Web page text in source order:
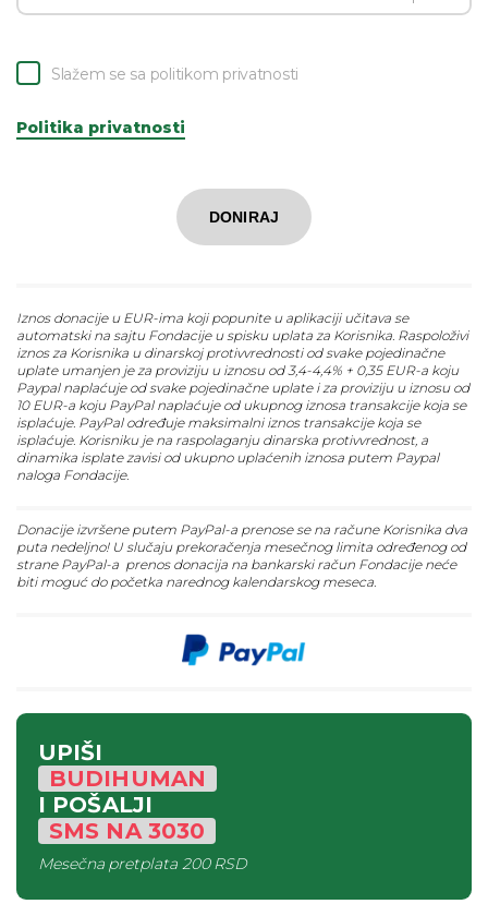
Slažem se sa politikom privatnosti
Politika privatnosti
DONIRAJ
Iznos donacije u EUR-ima koji popunite u aplikaciji učitava se
automatski na sajtu Fondacije u spisku uplata za Korisnika. Raspoloživi
iznos za Korisnika u dinarskoj protivvrednosti od svake pojedinačne
uplate umanjen je za proviziju u iznosu od 3,4-4,4% + 0,35 EUR-a koju
Paypal naplaćuje od svake pojedinačne uplate i za proviziju u iznosu od
10 EUR-a koju PayPal naplaćuje od ukupnog iznosa transakcije koja se
isplaćuje. PayPal određuje maksimalni iznos transakcije koja se
isplaćuje. Korisniku je na raspolaganju dinarska protivvrednost, a
dinamika isplate zavisi od ukupno uplaćenih iznosa putem Paypal
naloga Fondacije.
Donacije izvršene putem PayPal-a prenose se na račune Korisnika dva
puta nedeljno! U slučaju prekoračenja mesečnog limita određenog od
strane PayPal-a prenos donacija na bankarski račun Fondacije neće
biti moguć do početka narednog kalendarskog meseca.
UPIŠI
BUDIHUMAN
I POŠALJI
SMS NA3030
Mesečna pretplata200 RSD